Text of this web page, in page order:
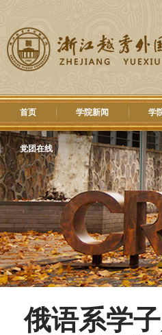
首页 学院新闻 学
党团在线
俄语系学